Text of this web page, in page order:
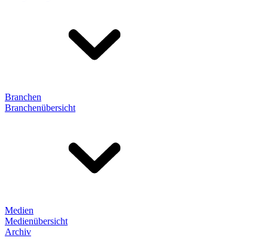
Branchen
Branchenübersicht
Medien
Medienübersicht
Archiv